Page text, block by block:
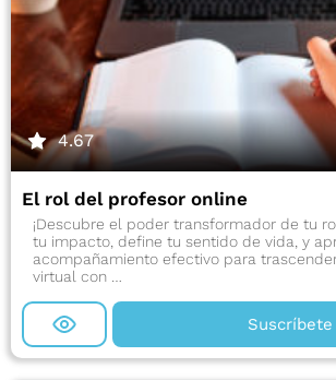
4.67
El rol del profesor online
¡Descubre el poder transformador de tu
tu impacto, define tu sentido de vida, y
acompañamiento efectivo para
virtual con …
Suscríbete